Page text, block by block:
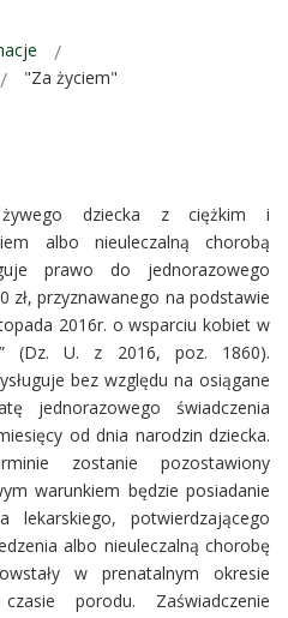
"Za życiem"
dziecka z ciężkim i
albo nieuleczalną chorobą
prawo do jednorazowego
zł, przyznawanego na podstawie
2016r. o wsparciu kobiet w
(Dz. U. z 2016, poz. 1860).
bez względu na osiągane
jednorazowego świadczenia
od dnia narodzin dziecka.
zostanie pozostawiony
warunkiem będzie posiadanie
lekarskiego, potwierdzającego
albo nieuleczalną chorobę
w prenatalnym okresie
porodu. Zaświadczenie